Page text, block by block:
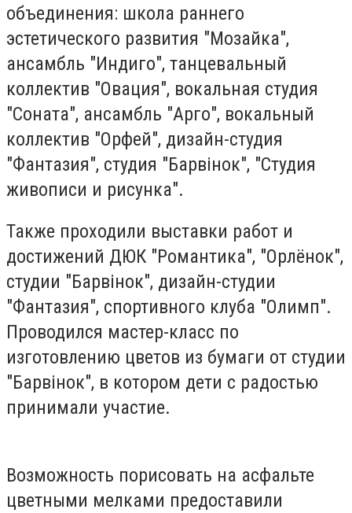
объединения: школа раннего
эстетического развития "Мозайка",
ансамбль "Индиго", танцевальный
коллектив "Овация", вокальная студия
"Соната", ансамбль "Арго", вокальный
коллектив "Орфей", дизайн-студия
"Фантазия", студия "Барвінок", "Студия
живописи и рисунка".
Также проходили выставки работ и
достижений ДЮК "Романтика", "Орлёнок",
студии "Барвінок", дизайн-студии
"Фантазия", спортивного клуба "Олимп".
Проводился мастер-класс по
изготовлению цветов из бумаги от студии
"Барвінок", в котором дети с радостью
принимали участие.
Возможность порисовать на асфальте
цветными мелками предоставили